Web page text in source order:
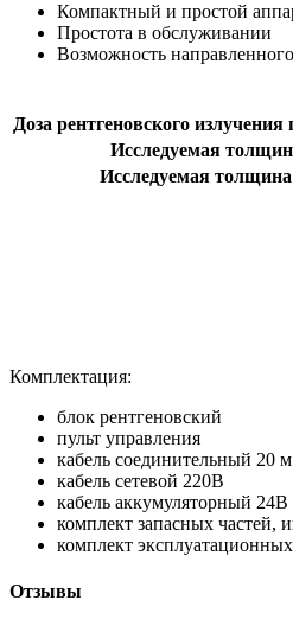
Компактный и простой
Простота в обслуживании
Возможность
Доза рентгеновского
Исследуемая
Исследуемая
Комплектация:
блок рентгеновский
пульт управления
кабель соединительный 20 м
кабель сетевой 220В
кабель аккумуляторный 24В
комплект запасных частей,
комплект
Отзывы